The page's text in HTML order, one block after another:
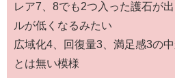
レア7、8でも2つ入った護石が
ルが低くなるみたい
広域化4、回復量3、満足感3の
とは無い模様